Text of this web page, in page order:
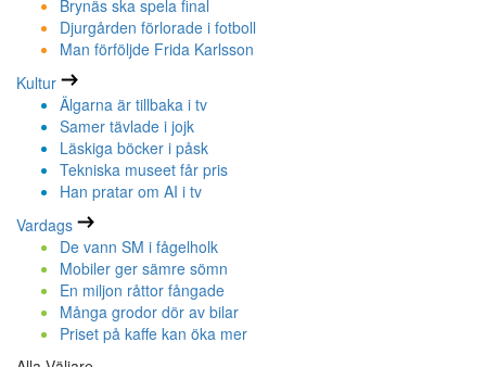
Brynäs ska spela final
Djurgården förlorade i fotboll
Man förföljde Frida Karlsson
Kultur
Älgarna är tillbaka i tv
Samer tävlade i jojk
Läskiga böcker i påsk
Tekniska museet får pris
Han pratar om AI i tv
Vardags
De vann SM i fågelholk
Mobiler ger sämre sömn
En miljon råttor fångade
Många grodor dör av bilar
Priset på kaffe kan öka mer